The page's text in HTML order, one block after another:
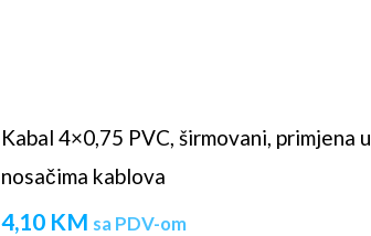
Kabal 4×0,75 PVC, širmovani, primjena u
nosačima kablova
4,10 KM sa PDV-om